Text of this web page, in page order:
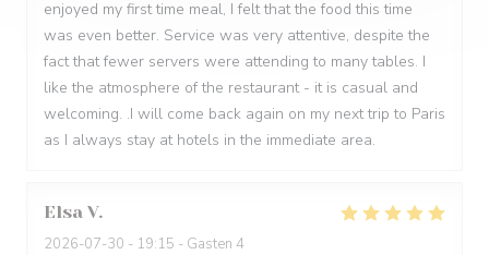
enjoyed my first time meal, I felt that the food this time
was even better. Service was very attentive, despite the
fact that fewer servers were attending to many tables. I
like the atmosphere of the restaurant - it is casual and
welcoming. .I will come back again on my next trip to Paris
as I always stay at hotels in the immediate area.
Elsa V
2026-07-30 - 19:15 - Gasten 4